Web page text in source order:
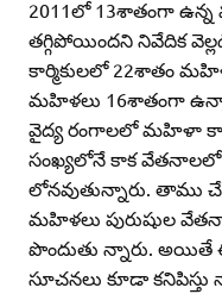
2011లో 13శాతంగా
తగ్గిపోయిందని నివేదిక
కార్మికులలో 22శాతం
మహిళలు 16శాతంగా
వైద్య రంగాలలో మహిళా
సంఖ్యలోనే కాక వేతనాలలో
లోనవుతున్నారు. తాము
మహిళలు పురుషుల
పొందుతు న్నారు. అయితే
సూచనలు కూడా